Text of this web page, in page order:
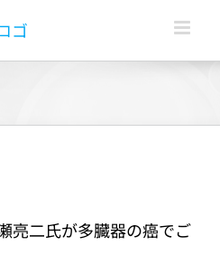
亮二氏が多臓器の癌でご